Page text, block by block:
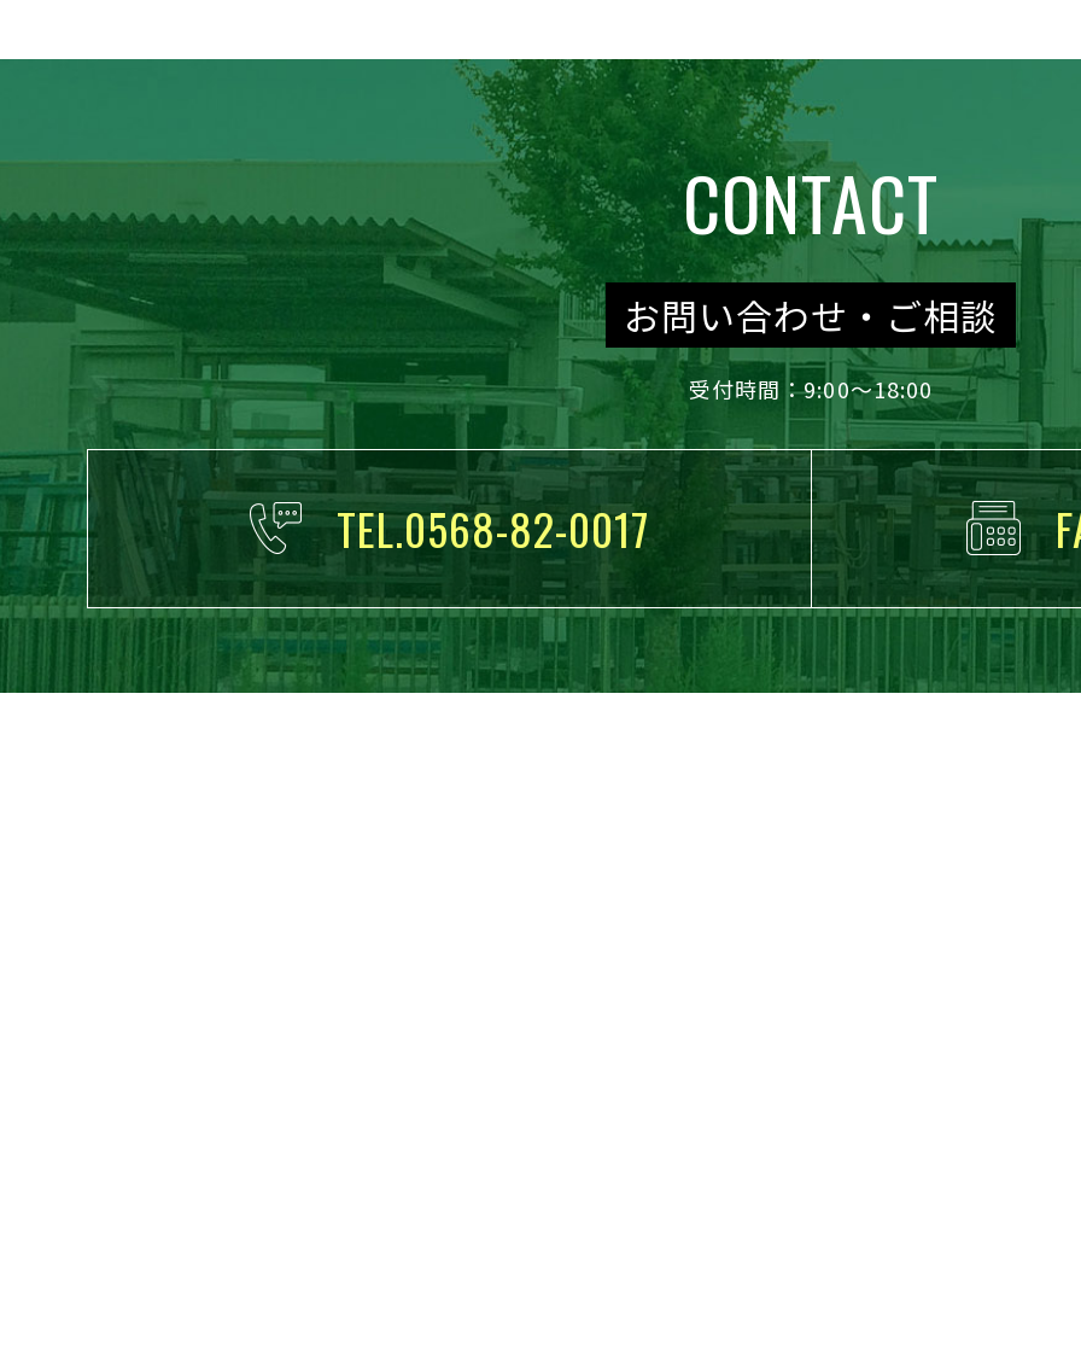
CONTACT
お問い合わせ・ご相談
受付時間：9:00～18:00
TEL.0568-82-0017